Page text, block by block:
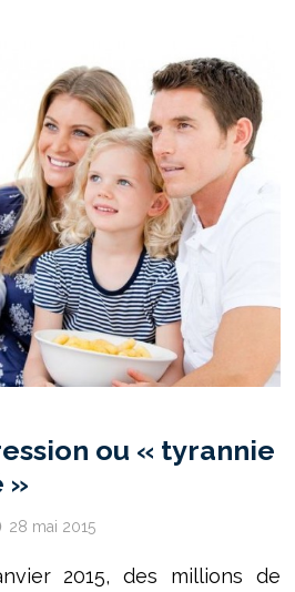
ou « tyrannie
»
28 mai 2015
2015, des millions de